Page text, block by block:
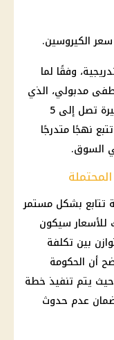
وفقًا لما
مدبولي، الذي
نفى الشائعات التي تحدثت عن زيادات كبيرة تصل إلى 5
نهجًا متدرجًا
السوق.
تتابع بشكل مستمر
للأسعار سيكون
بين تكلفة
أن الحكومة
يتم تنفيذ خطة
عدم حدوث